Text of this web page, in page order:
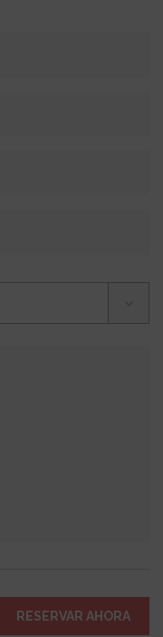
RESERVAR AHORA